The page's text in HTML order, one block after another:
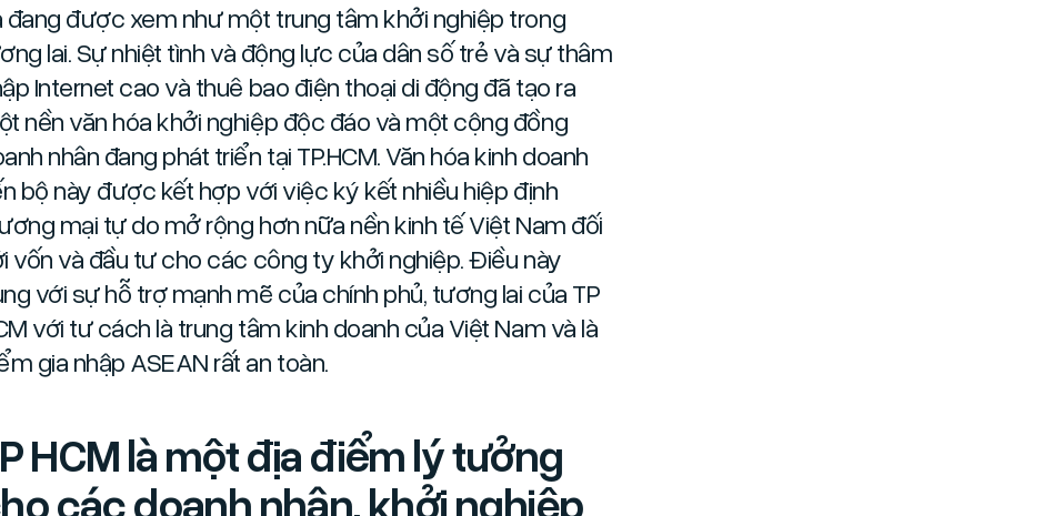
đang được xem như một trung tâm khởi nghiệp trong
lai. Sự nhiệt tình và động lực của dân số trẻ và sự thâm
Internet cao và thuê bao điện thoại di động đã tạo ra
nền văn hóa khởi nghiệp độc đáo và một cộng đồng
nhân đang phát triển tại TP.HCM. Văn hóa kinh doanh
bộ này được kết hợp với việc ký kết nhiều hiệp định
mại tự do mở rộng hơn nữa nền kinh tế Việt Nam đối
vốn và đầu tư cho các công ty khởi nghiệp. Điều này
với sự hỗ trợ mạnh mẽ của chính phủ, tương lai của TP
với tư cách là trung tâm kinh doanh của Việt Nam và là
gia nhập ASEAN rất an toàn.
HCM là một địa điểm lý tưởng
các doanh nhân, khởi nghiệp